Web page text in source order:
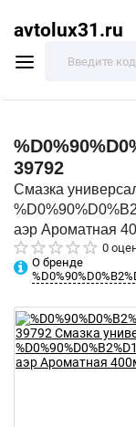
avtolux31.ru
39792
Смазка
аэр Ароматная
0
О бренде